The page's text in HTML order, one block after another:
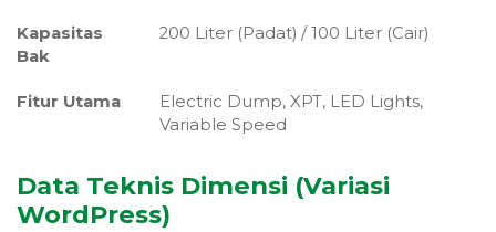
Kapasitas
Bak
200 Liter (Padat) / 100 Liter (Cair)
Fitur Utama
Electric Dump, XPT, LED Lights,
Variable Speed
Data Teknis Dimensi (Variasi
WordPress)